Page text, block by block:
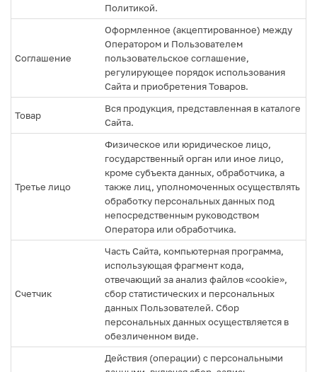
Политикой.
Соглашение
Оформленное (акцептированное) между
Оператором и Пользователем
пользовательское соглашение,
регулирующее порядок использования
Сайта и приобретения Товаров.
Товар
Вся продукция, представленная в каталоге
Сайта.
Третье лицо
Физическое или юридическое лицо,
государственный орган или иное лицо,
кроме субъекта данных, обработчика, а
также лиц, уполномоченных осуществлять
обработку персональных данных под
непосредственным руководством
Оператора или обработчика.
Счетчик
Часть Сайта, компьютерная программа,
использующая фрагмент кода,
отвечающий за анализ файлов «cookie»,
сбор статистических и персональных
данных Пользователей. Сбор
персональных данных осуществляется в
обезличенном виде.
Действия (операции) с персональными